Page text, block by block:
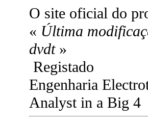
O site oficial do
« Última
dvdt»
Registado
Engenharia
Analyst in a Big 4